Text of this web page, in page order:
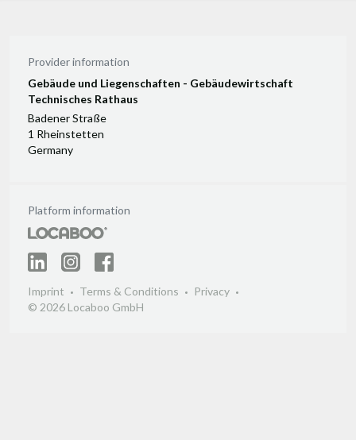
Provider information
Gebäude und Liegenschaften - Gebäudewirtschaft
Technisches Rathaus
Badener Straße
1 Rheinstetten
Germany
Platform information
Imprint Terms & Conditions
Privacy
© 2026 Locaboo GmbH